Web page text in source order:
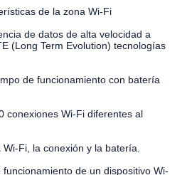
de la zona Wi-Fi
de datos de alta velocidad a
(Long Term Evolution) tecnologías
de funcionamiento con batería
conexiones Wi-Fi diferentes al
Fi, la conexión y la batería.
de un dispositivo Wi-